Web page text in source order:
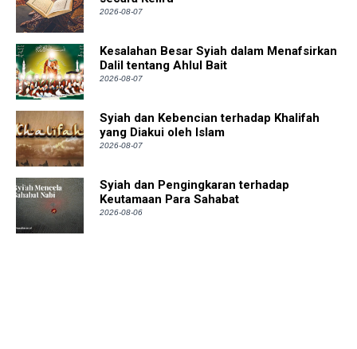
2026-08-07
Kesalahan Besar Syiah dalam Menafsirkan
Dalil tentang Ahlul Bait
2026-08-07
Syiah dan Kebencian terhadap Khalifah
yang Diakui oleh Islam
2026-08-07
Syiah dan Pengingkaran terhadap
Keutamaan Para Sahabat
2026-08-06